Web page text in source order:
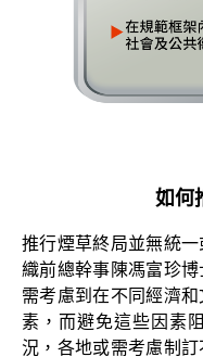
如何
推行煙草終局並無統
織前總幹事陳馮富珍
需考慮到在不同經濟
素，而避免這些因素
況，各地或需考慮制